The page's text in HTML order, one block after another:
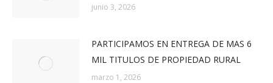
junio 3, 2026
PARTICIPAMOS EN ENTREGA DE MAS 6
MIL TITULOS DE PROPIEDAD RURAL
marzo 1, 2026